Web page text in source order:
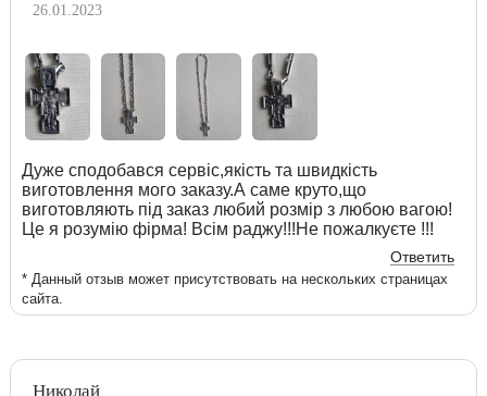
26.01.2023
Дуже сподобався сервіс,якість та швидкість
виготовлення мого заказу.А саме круто,що
виготовляють під заказ любий розмір з любою вагою!
Це я розумію фірма! Всім раджу!!!Не пожалкуєте !!!
Ответить
* Данный отзыв может присутствовать на нескольких страницах
сайта.
Николай